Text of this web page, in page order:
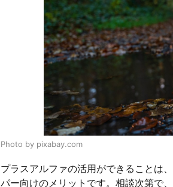
Photo by pixabay.com
プラスアルファの活用ができることは
パー向けのメリットです。相談次第で